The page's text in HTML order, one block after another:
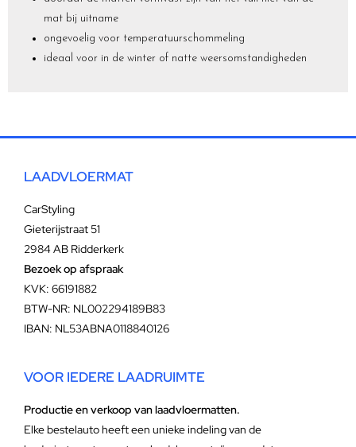
mat bij uitname
ongevoelig voor temperatuurschommeling
ideaal voor in de winter of natte weersomstandigheden
LAADVLOERMAT
CarStyling
Gieterijstraat 51
2984 AB Ridderkerk
Bezoek op afspraak
KVK: 66191882
BTW-NR: NL002294189B83
IBAN: NL53ABNA0118840126
VOOR IEDERE LAADRUIMTE
Productie en verkoop van laadvloermatten.
Elke bestelauto heeft een unieke indeling van de